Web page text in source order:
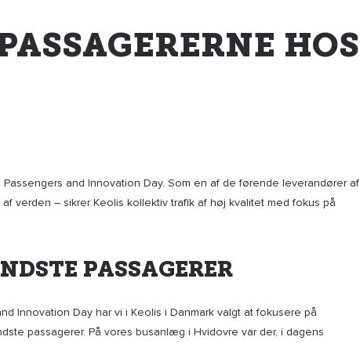
HOS
and Innovation Day. Som en af de førende leverandører af
verden – sikrer Keolis kollektiv trafik af høj kvalitet med fokus på
PASSAGERER
Innovation Day har vi i Keolis i Danmark valgt at fokusere på
passagerer. På vores busanlæg i Hvidovre var der, i dagens